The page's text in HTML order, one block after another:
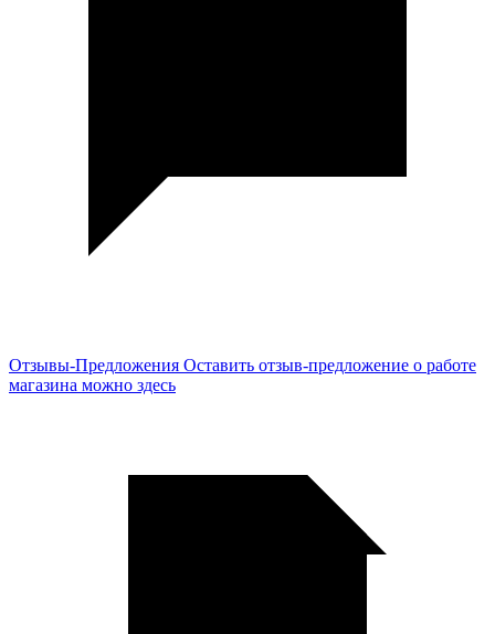
Отзывы-Предложения Оставить отзыв-предложение о работе
магазина можно здесь